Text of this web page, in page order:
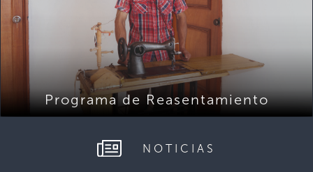
Programa de Reasentamiento
NOTICIAS